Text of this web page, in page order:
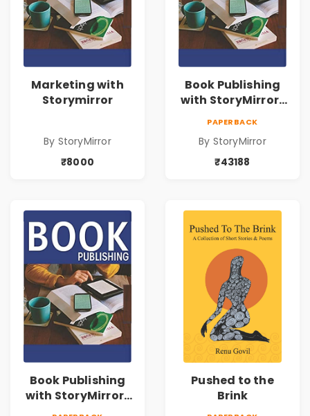
Marketing with
Storymirror
By StoryMirror
₹8000
Book Publishing
with StoryMirror |
PAPERBACK
By StoryMirror
₹43188
Book Publishing
with StoryMirror |
49950
Pushed to the
Brink